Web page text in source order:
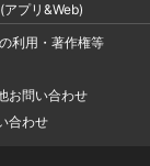
アプリ&Web)
利用・著作権等
お問い合わせ
合わせ